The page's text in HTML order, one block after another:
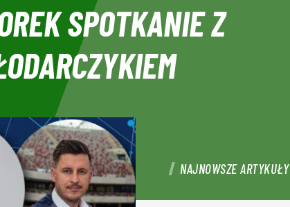
SPOTKANIE Z
NAJNOWSZE ARTYKUŁY